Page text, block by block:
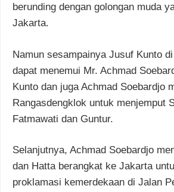
berunding dengan golongan muda
Jakarta.
Namun sesampainya Jusuf Kunto
dapat menemui Mr. Achmad
Kunto dan juga Achmad Soebardjo
Rangasdengklok untuk menjemput
Fatmawati dan Guntur.
Selanjutnya, Achmad Soebardjo
dan Hatta berangkat ke Jakarta
proklamasi kemerdekaan di Jalan